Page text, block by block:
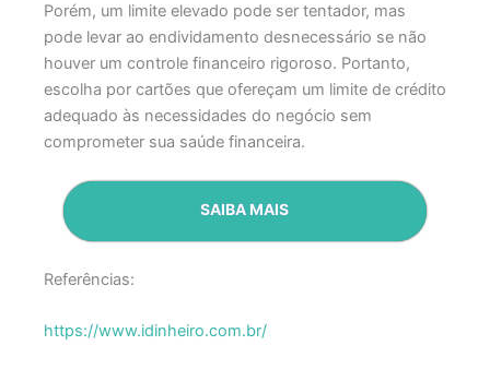
Porém, um limite elevado pode ser tentador, mas
pode levar ao endividamento desnecessário se não
houver um controle financeiro rigoroso. Portanto,
escolha por cartões que ofereçam um limite de crédito
adequado às necessidades do negócio sem
comprometer sua saúde financeira.
SAIBA MAIS
Referências:
https://www.idinheiro.com.br/